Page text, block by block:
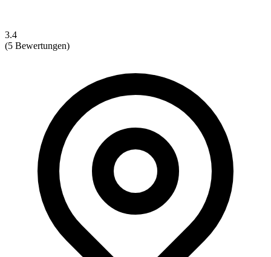
3.4
(5 Bewertungen)